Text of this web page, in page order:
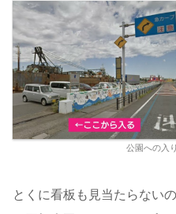
公園への入
とくに看板も見当たらないの